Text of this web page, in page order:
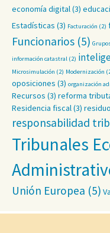
economía digital(3)
Estadísticas (3) Facturación (2)
Funcionarios (5)
información catastral (2)
Microsimulación (2) Modernización
oposiciones (3) organización
Recursos (3) reforma
Residencia fiscal(3)
responsabilidad
Tribunales
Unión Europea (5)